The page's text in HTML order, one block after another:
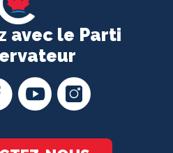
avec le Parti